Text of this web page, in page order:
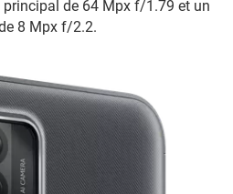
de 64 Mpx f/1.79 et un
8 Mpx f/2.2.